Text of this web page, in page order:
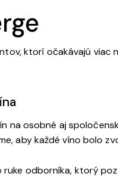
ktorí očakávajú
na osobné aj
aby každé víno bolo
odborníka, ktorý